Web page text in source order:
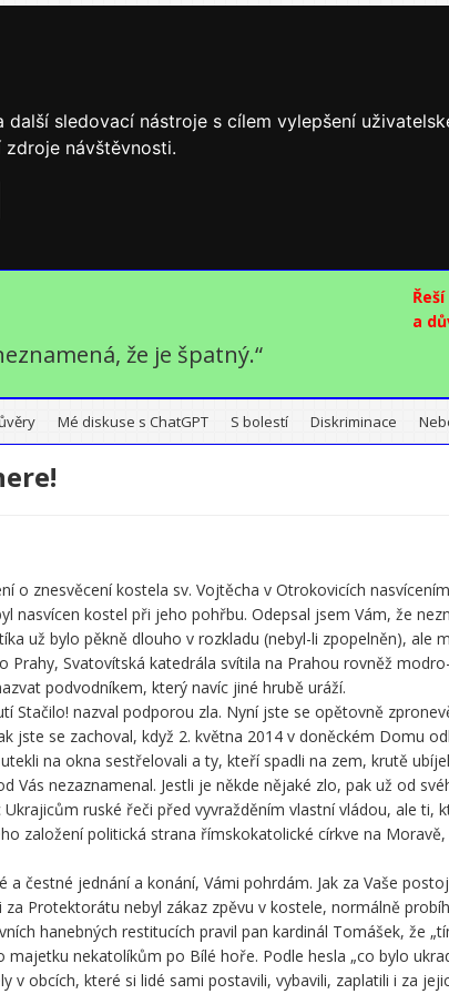
sledovací nástroje s cílem vylepšení
návštěvnosti.
a
že je špatný.“
Mé diskuse s ChatGPT S bolestí Diskriminace
o znesvěcení kostela sv. Vojtěcha v Otrokovicích
nasvícen kostel při jeho pohřbu. Odepsal jsem Vám, že
už bylo pěkně dlouho v rozkladu (nebyl-li zpopelněn), ale
Svatovítská katedrála svítila na Prahou rovněž
podvodníkem, který navíc jiné hrubě uráží.
nazval podporou zla. Nyní jste se opětovně
jste se zachoval, když 2. května 2014 v doněckém Domu
na okna sestřelovali a ty, kteří spadli na zem, krutě
Vás nezaznamenal. Jestli je někde nějaké zlo, pak už od
ruské řeči před vyvražděním vlastní vládou, ale ti,
založení politická strana římskokatolické církve na
čestné jednání a konání, Vámi pohrdám. Jak za Vaše
Protektorátu nebyl zákaz zpěvu v kostele, normálně
hanebných restitucích pravil pan kardinál Tomášek, že
nekatolíkům po Bílé hoře. Podle hesla „co bylo
v obcích, které si lidé sami postavili, vybavili, zaplatili i za